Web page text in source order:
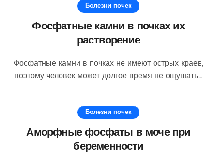
Болезни почек
Фосфатные камни в почках их
растворение
Фосфатные камни в почках не имеют острых краев,
поэтому человек может долгое время не ощущать...
Болезни почек
Аморфные фосфаты в моче при
беременности